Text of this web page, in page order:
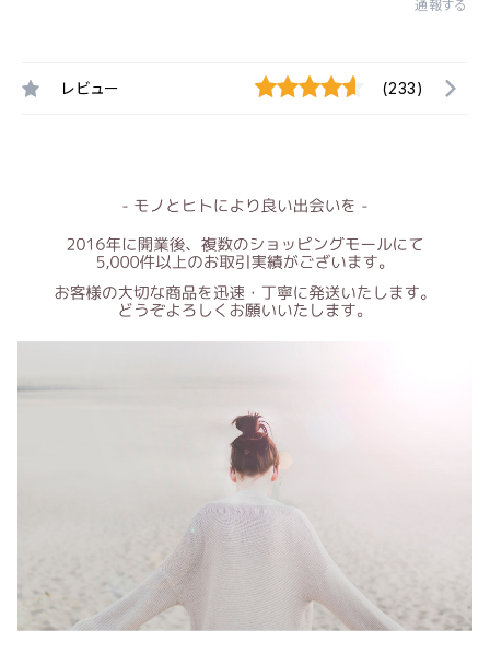
通報する
レビュー (233)